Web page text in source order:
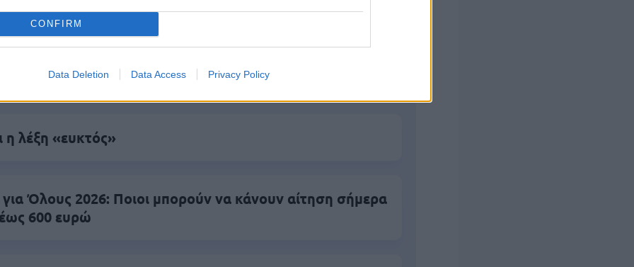
CONFIRM
Data Deletion Data Access Privacy Policy
Ειδήσεις
η λέξη «ευκτός»
Όλους 2026: Ποιοι μπορούν να κάνουν αίτηση σήμερα
600 ευρώ